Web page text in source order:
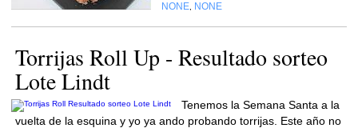
NONE NONE
Torrijas Roll Up - Resultado sorteo
Lote Lindt
Tenemos la Semana Santa a la
vuelta de la esquina y yo ya ando probando torrijas. Este año no